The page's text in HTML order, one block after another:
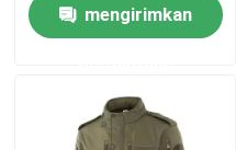
video
Tentang Kami
mengirimkan